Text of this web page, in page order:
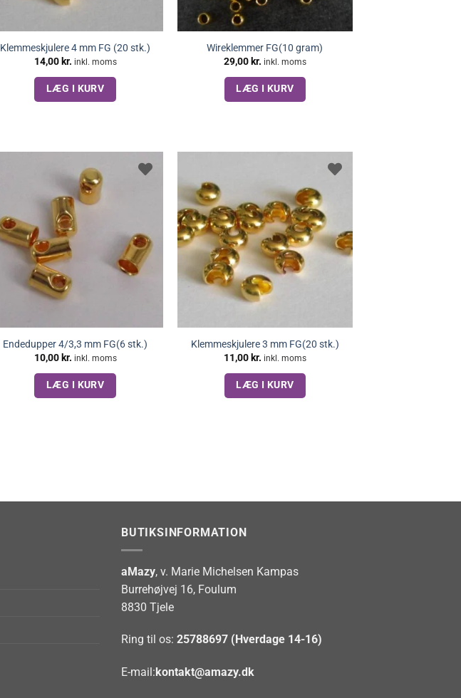
Klemmeskjulere 4 mm FG (20 stk.)
14,00kr. inkl. moms
LÆG I KURV
Wireklemmer FG(10 gram)
29,00kr. inkl. moms
LÆG I KURV
Endedupper 4/3,3 mm FG(6 stk.)
10,00 kr. inkl. moms
LÆG I KURV
Klemmeskjulere 3 mm FG(20 stk.)
11,00 kr. inkl. moms
LÆG I KURV
BUTIKSINFORMATION
aMazy, v. Marie Michelsen Kampas
Burrehøjvej 16, Foulum
8830 Tjele
Ring til os: 25788697 (Hverdage 14-16)
E-mail: kontakt@amazy.dk